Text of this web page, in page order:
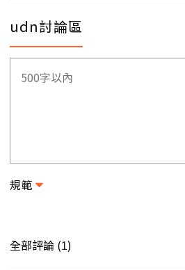
udn討論區
規範
全部評論 (1)